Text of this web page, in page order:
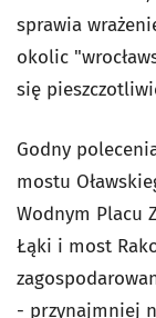
sprawia
okolic
się
Godny
mostu
Wodnym Placu
Łąki i most
- przynajmniej